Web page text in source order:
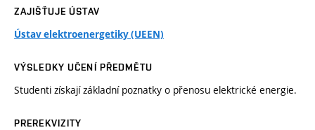
ZAJIŠŤUJE ÚSTAV
Ústav elektroenergetiky (UEEN)
VÝSLEDKY UČENÍ PŘEDMĚTU
Studenti získají základní poznatky o přenosu elektrické energie.
PREREKVIZITY